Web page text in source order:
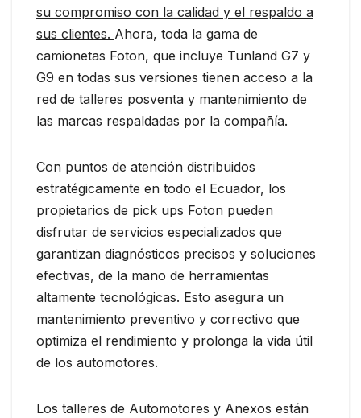
su compromiso con la calidad y el respaldo a
sus clientes. Ahora, toda la gama de
camionetas Foton, que incluye Tunland G7 y
G9 en todas sus versiones tienen acceso a la
red de talleres posventa y mantenimiento de
las marcas respaldadas por la compañía.
Con puntos de atención distribuidos
estratégicamente en todo el Ecuador, los
propietarios de pick ups Foton pueden
disfrutar de servicios especializados que
garantizan diagnósticos precisos y soluciones
efectivas, de la mano de herramientas
altamente tecnológicas. Esto asegura un
mantenimiento preventivo y correctivo que
optimiza el rendimiento y prolonga la vida útil
de los automotores.
Los talleres de Automotores y Anexos están